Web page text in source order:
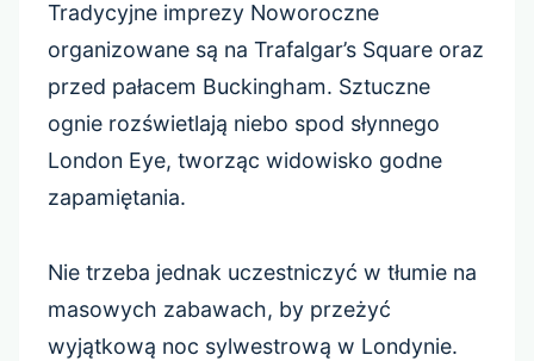
Tradycyjne imprezy Noworoczne
organizowane są na Trafalgar’s Square oraz
przed pałacem Buckingham. Sztuczne
ognie rozświetlają niebo spod słynnego
London Eye, tworząc widowisko godne
zapamiętania.
Nie trzeba jednak uczestniczyć w tłumie na
masowych zabawach, by przeżyć
wyjątkową noc sylwestrową w Londynie.